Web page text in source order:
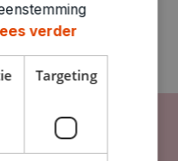
verder
Targeting